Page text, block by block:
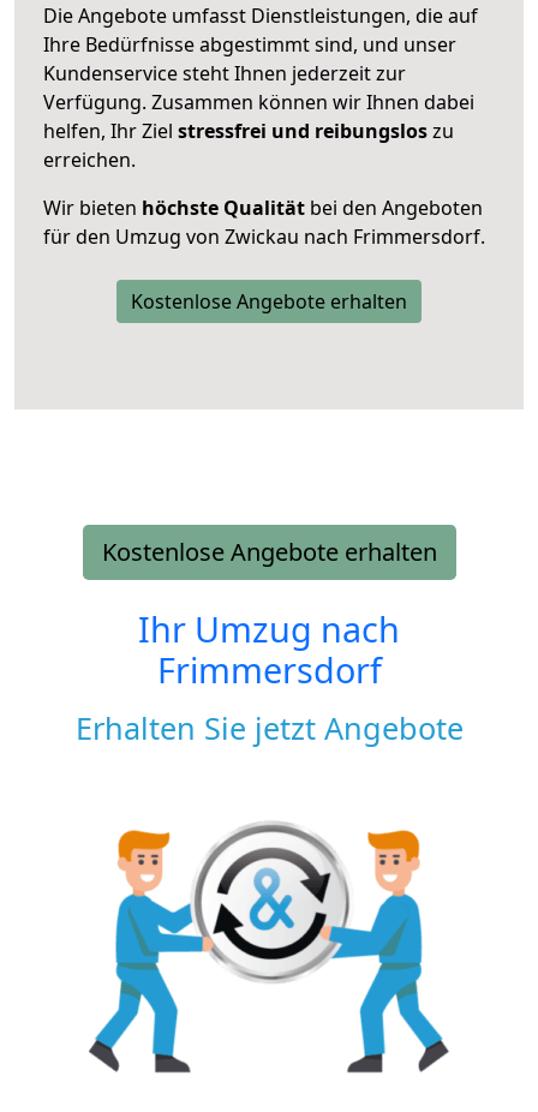
Die Angebote umfasst Dienstleistungen, die auf
Ihre Bedürfnisse abgestimmt sind, und unser
Kundenservice steht Ihnen jederzeit zur
Verfügung. Zusammen können wir Ihnen dabei
helfen, Ihr Ziel stressfrei und reibungsloszu
erreichen.
Wir bieten höchste Qualität bei den Angeboten
für den Umzug von Zwickau nach Frimmersdorf.
Kostenlose Angebote erhalten
Kostenlose Angebote erhalten
Ihr Umzug nach
Frimmersdorf
Erhalten Sie jetzt Angebote